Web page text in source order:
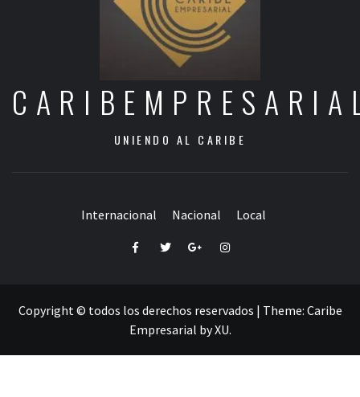
UNIENDO AL CARIBE
Internacional Nacional Local
FacebookTwitterGoogle+Instagram
Copyright © todos los derechos reservados | Theme: Caribe
Empresarial byXU.